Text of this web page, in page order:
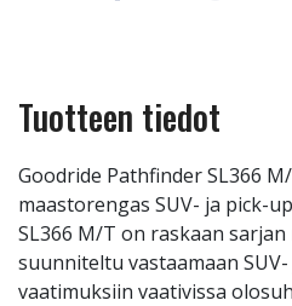
Tuotteen tiedot
Goodride Pathfinder SL366
maastorengas SUV- ja pick-
SL366 M/T on raskaan
suunniteltu vastaamaan
vaatimuksiin vaativissa